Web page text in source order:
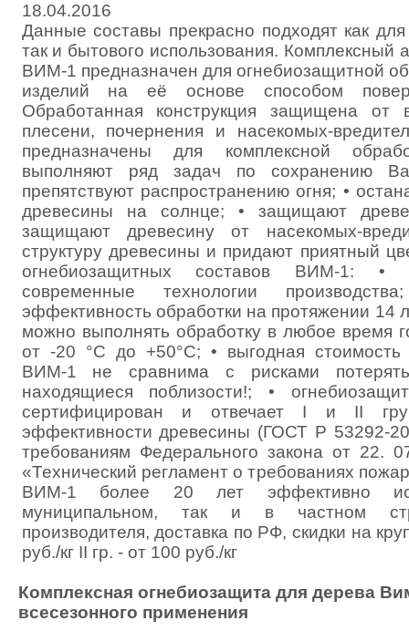
18.04.2016
Данные составы прекрасно подходят как
так и бытового использования. Комплексный
ВИМ-1 предназначен для огнебиозащитной
изделий на её основе способом
Обработанная конструкция защищена от
плесени, почернения и насекомых-
предназначены для комплексной
выполняют ряд задач по сохранению
препятствуют распространению огня; •
древесины на солнце; • защищают
защищают древесину от насекомых-
структуру древесины и придают приятный
огнебиозащитных составов ВИМ-1: •
современные технологии
эффективность обработки на протяжении 14
можно выполнять обработку в любое время
от -20 °С до +50°С; • выгодная стоимость
ВИМ-1 не сравнима с рисками
находящиеся поблизости!; •
сертифицирован и отвечает I и II
эффективности древесины (ГОСТ Р 53292-
требованиям Федерального закона от
«Технический регламент о требованиях
ВИМ-1 более 20 лет эффективно
муниципальном, так и в частном
производителя, доставка по РФ, скидки на
руб./кг II гр. - от 100 руб./кг
Комплексная огнебиозащита для дерева
всеcезонного применения